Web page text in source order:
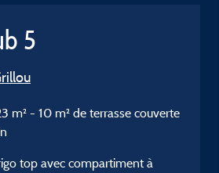
5
m² - 10 m² de terrasse couverte
top avec compartiment à